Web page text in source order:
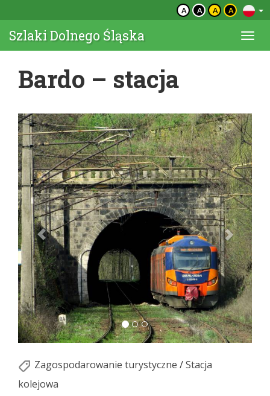
A A A A
Szlaki Dolnego Śląska
Bardo – stacja
Zagospodarowanie turystyczne /Stacja
kolejowa